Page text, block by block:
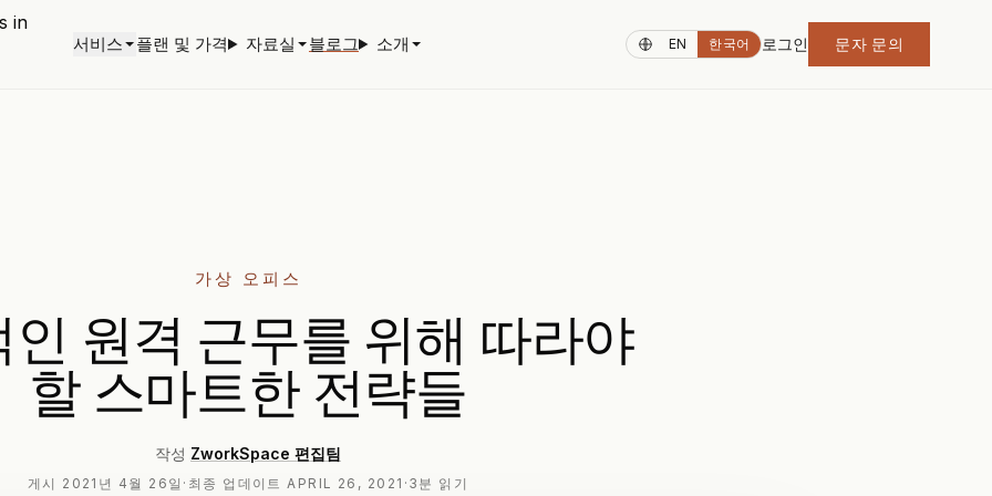
서비스 플랜 및 가격 자료실 블로그 소개 EN 한국어 로그인 문자 문의
가상 오피스
원격 근무를 위해 따라야
할 스마트한 전략들
작성 ZworkSpace 편집팀
게시 2021년 4월 26일 · 최종 업데이트APRIL 26, 2021 · 3분 읽기